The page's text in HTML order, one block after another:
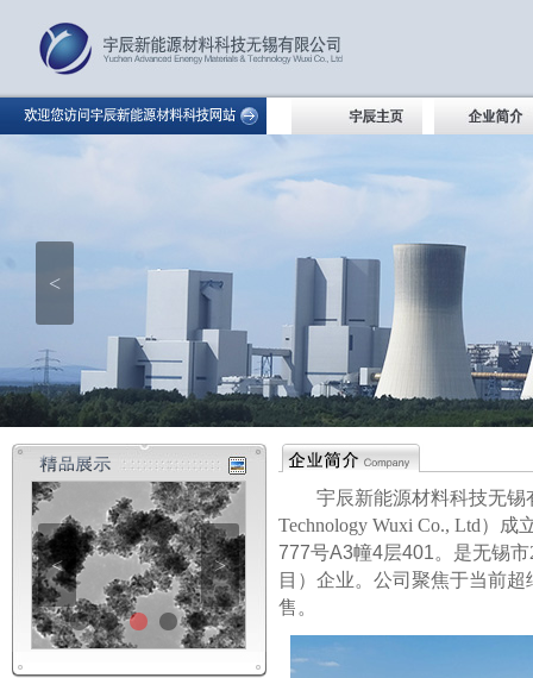
<
< >
宇辰新能源材料科技无锡
Technology Wuxi Co., Ltd）成
777号A3幢4层401。是无锡市
目）企业。 公司聚焦于当前超
售。